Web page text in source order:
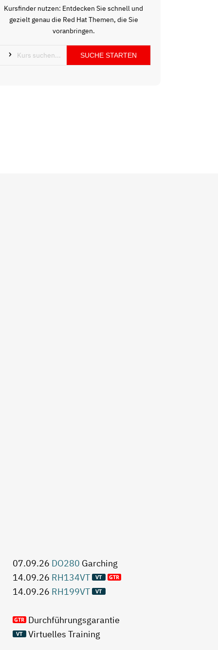
Kursfinder nutzen: Entdecken Sie schnell und
gezielt genau die Red Hat Themen, die Sie
voranbringen.
07.09.26 DO280 Garching
14.09.26 RH134VT
14.09.26 RH199VT
Durchführungsgarantie
Virtuelles Training